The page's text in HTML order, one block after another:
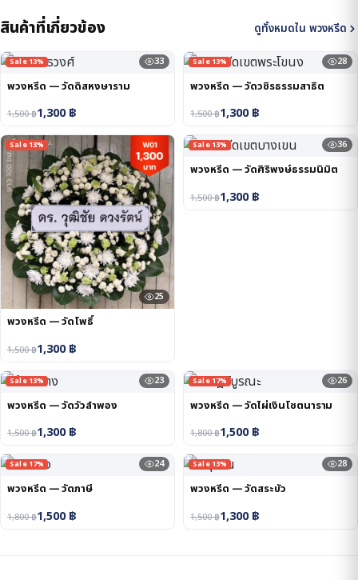
สินค้าที่เกี่ยวข้อง ดูทั้งหมดใน พวงหรีด
Sale 13% 33
พวงหรีด — วัดดิสหงษาราม
1,500฿1,300฿
Sale 13% 28
พวงหรีด — วัดวชิรธรรมสาธิต
1,500฿1,300฿
Sale 13%
25
พวงหรีด — วัดโพธิ์
1,500฿1,300฿
Sale 13% 36
พวงหรีด — วัดศิริพงษ์ธรรมนิมิต
1,500฿1,300฿
Sale 13% 23
พวงหรีด — วัดวัวลำพอง
1,500฿1,300฿
Sale 17% 26
พวงหรีด — วัดไผ่เงินโชตนาราม
1,800฿1,500฿
Sale 17% 24
พวงหรีด — วัดภาษี
1,800฿1,500฿
Sale 13% 28
พวงหรีด — วัดสระบัว
1,500฿1,300฿